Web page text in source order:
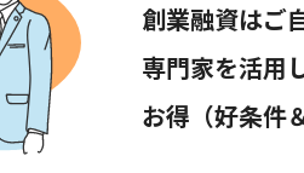
創業融資はご
専門家を活用
お得（好条件